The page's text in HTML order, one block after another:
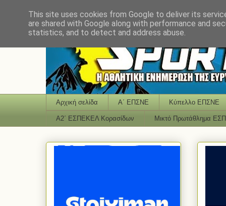
Αρχική σελίδα Α΄ ΕΠΣΝΕ Κύπελλο ΕΠΣΝΕ
Α2΄ ΕΣΠΕΚΕΛ Κορασίδων Μικτό Πρωτάθλημα
This site uses cookies from Google to deliver its
are shared with Google along with performance and
statistics, and to detect and address abuse.